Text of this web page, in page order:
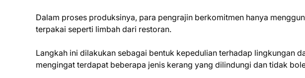
Dalam proses produksinya, para pengrajin berkomitmen hanya
terpakai seperti limbah dari restoran.
Langkah ini dilakukan sebagai bentuk kepedulian terhadap lingkungan
mengingat terdapat beberapa jenis kerang yang dilindungi dan tidak